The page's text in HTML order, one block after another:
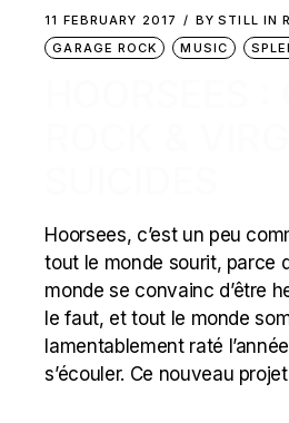
11 FEBRUARY 2017 BY STILL IN
GARAGE ROCK
MUSIC
Hoorsees, c’est un peu
tout le monde sourit, parce
monde se convainc d’être
le faut, et tout le monde
lamentablement raté
s’écouler. Ce nouveau projet